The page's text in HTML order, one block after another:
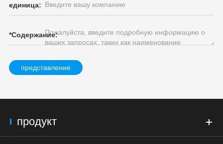
единица:
*Содержание:
представление
продукт